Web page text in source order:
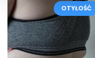
OTYŁOŚĆ